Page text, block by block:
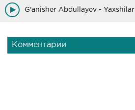
G'anisher Abdullayev - Yaxshilar
Комментарии